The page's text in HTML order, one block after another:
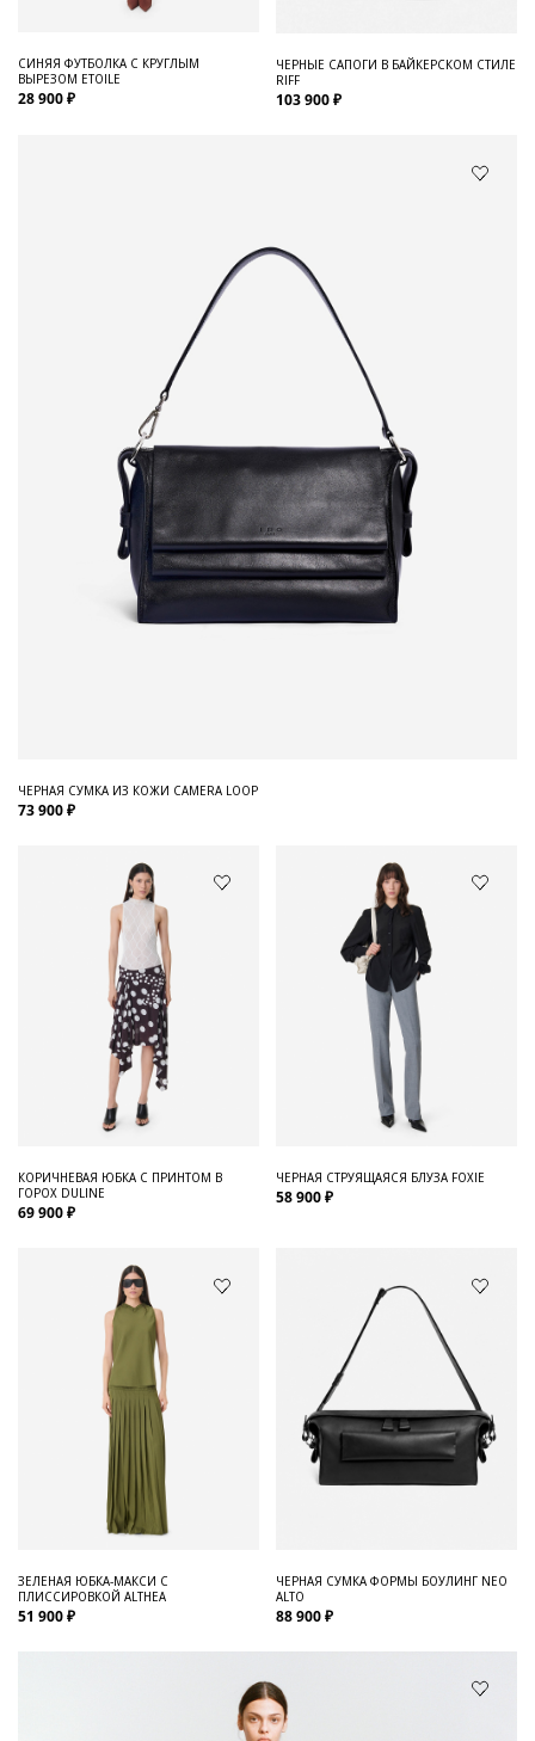
СИНЯЯ ФУТБОЛКА С КРУГЛЫМ
ВЫРЕЗОМ ETOILE
28 900 ₽
ЧЕРНЫЕ САПОГИ В БАЙКЕРСКОМ СТИЛЕ
RIFF
103 900 ₽
ЧЕРНАЯ СУМКА ИЗ КОЖИ CAMERA LOOP
73 900 ₽
КОРИЧНЕВАЯ ЮБКА С ПРИНТОМ В
ГОРОХ DULINE
69 900 ₽
ЧЕРНАЯ СТРУЯЩАЯСЯ БЛУЗА FOXIE
58 900 ₽
ЗЕЛЕНАЯ ЮБКА-МАКСИ С
ПЛИССИРОВКОЙ ALTHEA
51 900 ₽
ЧЕРНАЯ СУМКА ФОРМЫ БОУЛИНГ NEO
ALTO
88 900 ₽